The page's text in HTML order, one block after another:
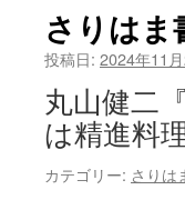
さりはま
投稿日: 2024年11
丸山健二
は精進料
カテゴリー: さりは